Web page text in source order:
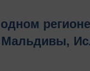
Мальдивы,